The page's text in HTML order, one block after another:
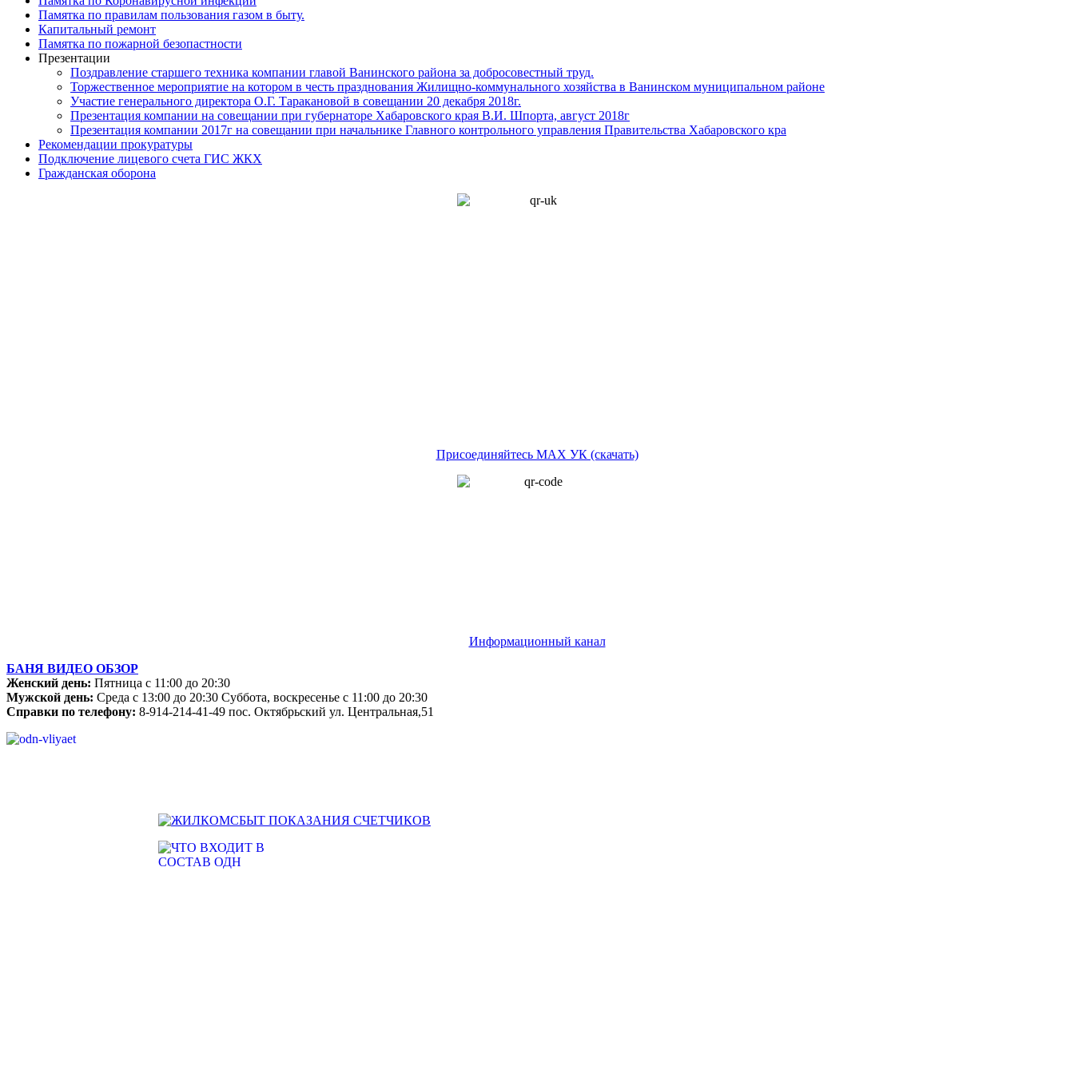
Памятка по правилам пользования газом в быту.
Капитальный ремонт
Памятка по пожарной безопастности
Презентации
Поздравление старшего техника компании главой Ванинского района за добросовестный труд.
Торжественное мероприятие на котором в честь празднования Жилищно-коммунального хозяйства в Ванинском муниципальном районе
Участие генерального директора О.Г. Таракановой в совещании 20 декабря 2018г.
Презентация компании на совещании при губернаторе Хабаровского края В.И. Шпорта, август 2018г
Презентация компании 2017г на совещании при начальнике Главного контрольного управления Правительства Хабаровского кра
Рекомендации прокуратуры
Подключение лицевого счета ГИС ЖКХ
Гражданская оборона
Присоединяйтесь MAX УК (скачать)
Информационный канал
БАНЯ ВИДЕО ОБЗОР
Женский день: Пятница с 11:00 до 20:30
Мужской день: Среда с 13:00 до 20:30 Суббота, воскресенье с 11:00 до 20:30
Справки по телефону: 8-914-214-41-49 пос. Октябрьский ул. Центральная,51